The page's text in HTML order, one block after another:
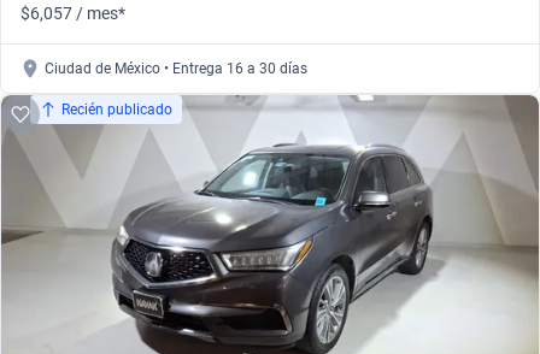
$6,057 / mes*
Ciudad de México • Entrega 16 a 30 días
Recién publicado